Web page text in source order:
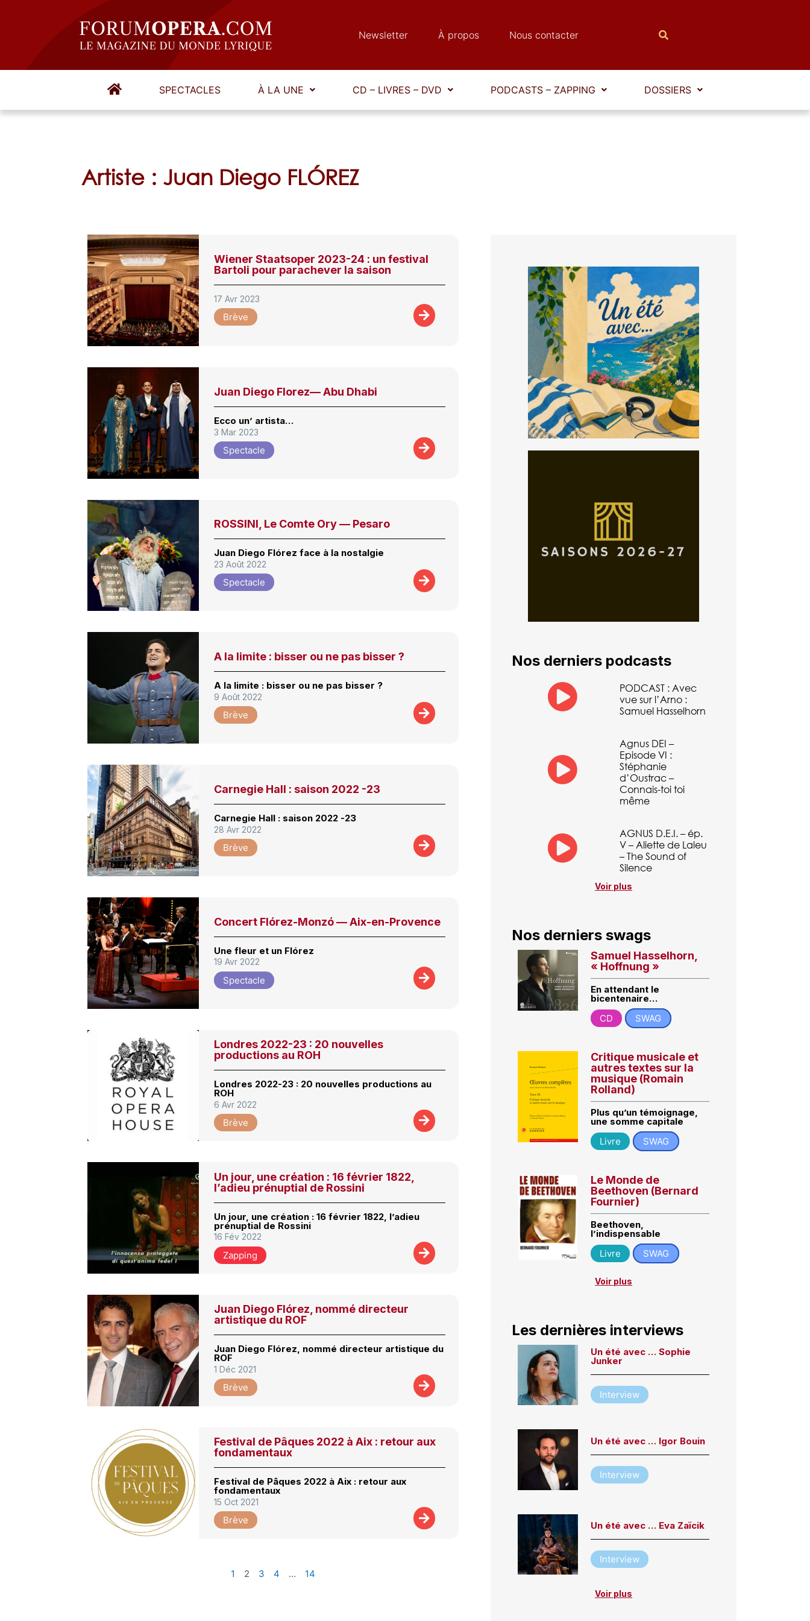
Newsletter À propos Nous contacter
SPECTACLES À LA UNE CD – LIVRES – DVD PODCASTS – ZAPPING DOSSIERS
Artiste : Juan Diego FLÓREZ
Wiener Staatsoper 2023-24 : un festival
Bartoli pour parachever la saison
17 Avr 2023
Brève
Juan Diego Florez— Abu Dhabi
Ecco un’ artista…
3 Mar 2023
Spectacle
ROSSINI, Le Comte Ory — Pesaro
Juan Diego Flórez face à la nostalgie
23 Août 2022
Spectacle
A la limite : bisser ou ne pas bisser ?
A la limite : bisser ou ne pas bisser ?
9 Août 2022
Brève
Carnegie Hall : saison 2022 -23
Carnegie Hall : saison 2022 -23
28 Avr 2022
Brève
Concert Flórez-Monzó — Aix-en-Provence
Une fleur et un Flórez
19 Avr 2022
Spectacle
Londres 2022-23 : 20 nouvelles
productions au ROH
Londres 2022-23 : 20 nouvelles productions au
ROH
6 Avr 2022
Brève
Un jour, une création : 16 février 1822,
l’adieu prénuptial de Rossini
Un jour, une création : 16 février 1822, l’adieu
prénuptial de Rossini
16 Fév 2022
Zapping
Juan Diego Flórez, nommé directeur
artistique du ROF
Juan Diego Flórez, nommé directeur artistique du
ROF
1 Déc 2021
Brève
Festival de Pâques 2022 à Aix : retour aux
fondamentaux
Festival de Pâques 2022 à Aix : retour aux
fondamentaux
15 Oct 2021
Brève
1 2 3 4 … 14
Nos derniers podcasts
PODCAST : Avec
vue sur l’Arno :
Samuel Hasselhorn
Agnus DEI –
Episode VI :
Stéphanie
d’Oustrac –
Connais-toi toi
même
AGNUS D.E.I. – ép.
V – Aliette de Laleu
– The Sound of
Silence
Voir plus
Nos derniers swags
Samuel Hasselhorn,
« Hoffnung »
En attendant le
bicentenaire…
CD
SWAG
Critique musicale et
autres textes sur la
musique (Romain
Rolland)
Plus qu’un témoignage,
une somme capitale
Livre
SWAG
Le Monde de
Beethoven (Bernard
Fournier)
Beethoven,
l’indispensable
Livre
SWAG
Voir plus
Les dernières interviews
Un été avec … Sophie
Junker
Interview
Un été avec … Igor Bouin
Interview
Un été avec … Eva Zaïcik
Interview
Voir plus